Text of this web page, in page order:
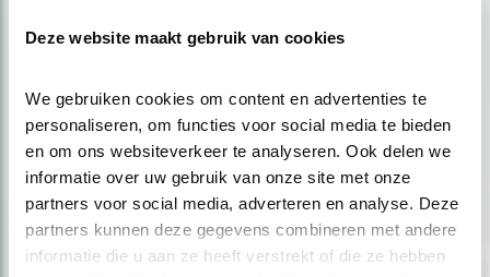
Deze website maakt gebruik van cookies
We gebruiken cookies om content en advertenties te
personaliseren, om functies voor social media te bieden
en om ons websiteverkeer te analyseren. Ook delen we
informatie over uw gebruik van onze site met onze
partners voor social media, adverteren en analyse. Deze
partners kunnen deze gegevens combineren met andere
informatie die u aan ze heeft verstrekt of die ze hebben